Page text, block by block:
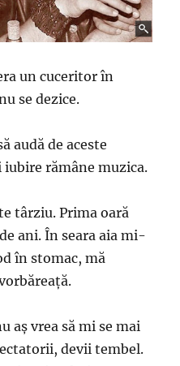
un cuceritor în
se dezice.
audă de aceste
rămâne muzica.
târziu. Prima oară
ani. În seara aia mi-
în stomac, mă
aş vrea să mi se mai
devii tembel.